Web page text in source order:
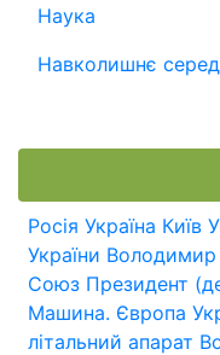
Наука
Навколишнє
Росія Україна Київ
України Володимир
Союз Президент
Машина. Європа
літальний апарат